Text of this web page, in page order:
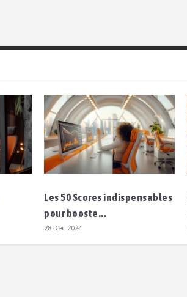
Les 50 Scores indispensables
pour booste...
28 Déc 2024